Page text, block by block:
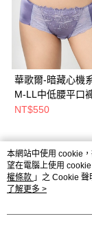
華歌爾-暗藏心機
M-LL中低腰平口
鑽紫) 搭配內褲-
NT$550
熱門標籤
本網站中使用 cookie
望在電腦上使用
權條款 」之 Cookie
用條款之 Cookie 聲明
了解更多 >